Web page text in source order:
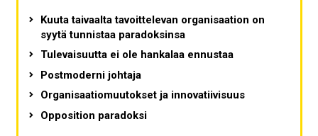
Kuuta taivaalta tavoittelevan organisaation on
syytä tunnistaa paradoksinsa
Tulevaisuutta ei ole hankalaa ennustaa
Postmoderni johtaja
Organisaatiomuutokset ja innovatiivisuus
Opposition paradoksi